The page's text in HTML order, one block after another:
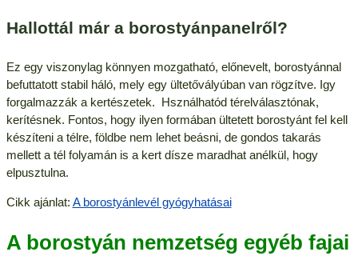
Hallottál már a borostyánpanelről?
Ez egy viszonylag könnyen mozgatható, előnevelt, borostyánnal
befuttatott stabil háló, mely egy ültetővályúban van rögzítve. Igy
forgalmazzák a kertészetek. Hsználhatód térelválasztónak,
kerítésnek. Fontos, hogy ilyen formában ültetett borostyánt fel kell
készíteni a télre, földbe nem lehet beásni, de gondos takarás
mellett a tél folyamán is a kert dísze maradhat anélkül, hogy
elpusztulna.
Cikk ajánlat: A borostyánlevél gyógyhatásai
A borostyán nemzetség egyéb fajai